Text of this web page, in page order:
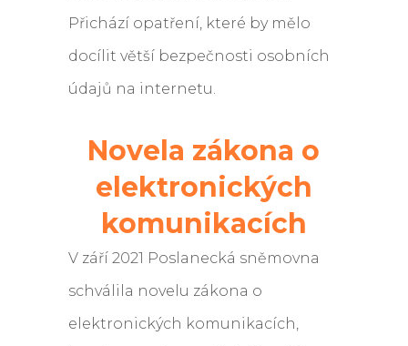
Přichází opatření, které by mělo
docílit větší bezpečnosti osobních
údajů na internetu.
Novela zákona o
elektronických
komunikacích
V září 2021 Poslanecká sněmovna
schválila novelu zákona o
elektronických komunikacích,